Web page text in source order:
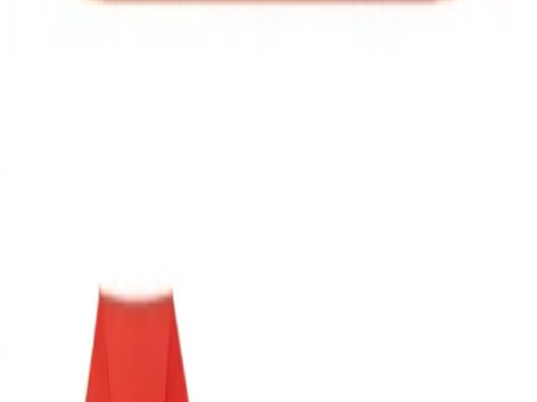
Paraguas de 8 paneles y mango de EVA. Sistema
Información Importante
Personalización disponible (logo, colores,
grabado)